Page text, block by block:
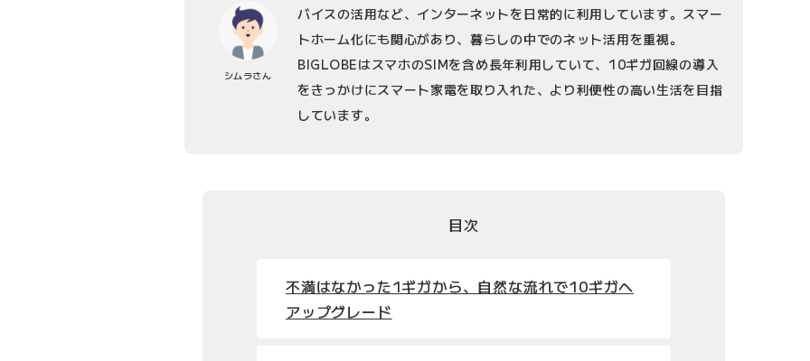
シムラさん
バイスの活用など、インターネットを日常的に利用しています。スマー
トホーム化にも関心があり、暮らしの中でのネット活用を重視。
BIGLOBEはスマホのSIMを含め長年利用していて、10ギガ回線の導入
をきっかけにスマート家電を取り入れた、より利便性の高い生活を目指
しています。
目次
不満はなかった1ギガから、自然な流れで10ギガへ
アップグレード